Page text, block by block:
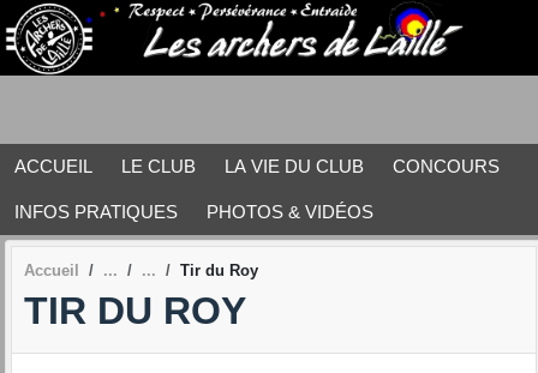
ACCUEIL LE CLUB LA VIE DU CLUB CONCOURS
INFOS PRATIQUES PHOTOS & VIDÉOS
Accueil Tir du Roy
TIR DU ROY
Panneau de gestion des cookies